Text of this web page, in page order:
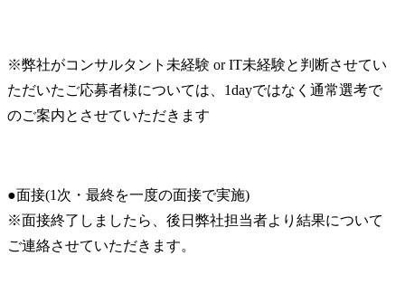
※弊社がコンサルタント未経験 or IT未経験と判断させてい
ただいたご応募者様については、1dayではなく通常選考で
のご案内とさせていただきます
●面接(1次・最終を一度の面接で実施)
※面接終了しましたら、後日弊社担当者より結果について
ご連絡させていただきます。